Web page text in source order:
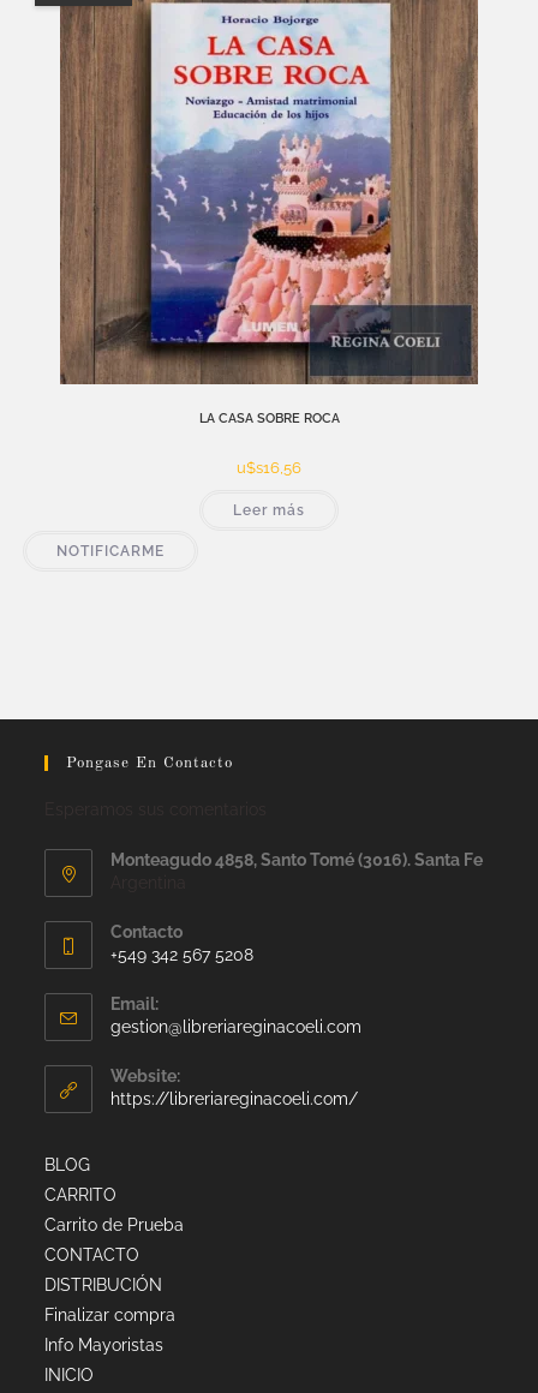
LA CASA SOBRE ROCA
u$s16,56
Leer más
NOTIFICARME
Pongase En Contacto
Monteagudo 4858, Santo Tomé (3016). Santa Fe
Contacto
+549 342 567 5208
Email:
gestion@libreriareginacoeli.com
Website:
https://libreriareginacoeli.com/
BLOG
CARRITO
Carrito de Prueba
CONTACTO
DISTRIBUCIÓN
Finalizar compra
Info Mayoristas
INICIO